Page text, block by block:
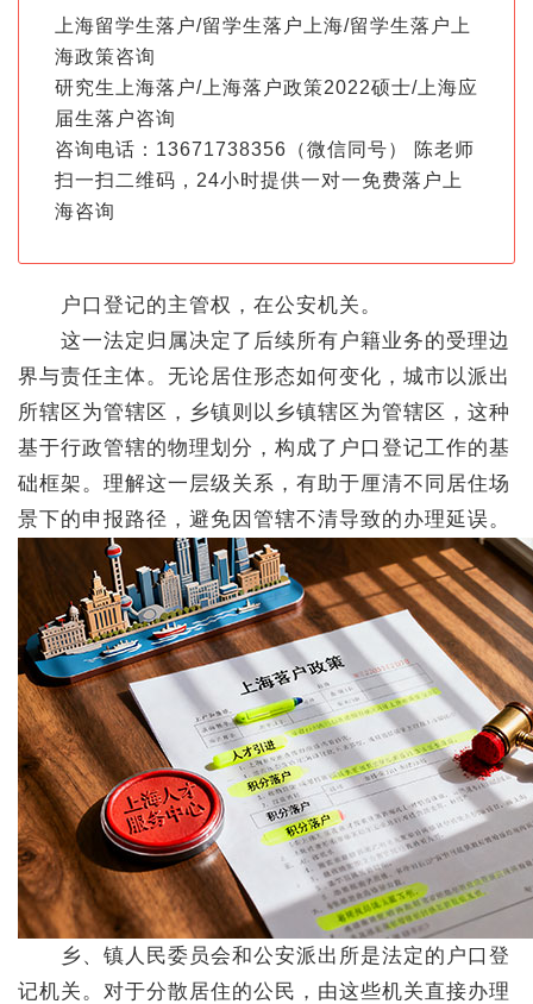
上海留学生落户/留学生落户上海/留学生落户上
海政策咨询
研究生上海落户/上海落户政策2022硕士/上海应
届生落户咨询
咨询电话：13671738356（微信同号） 陈老师
扫一扫二维码，24小时提供一对一免费落户上
海咨询
户口登记的主管权，在公安机关。
这一法定归属决定了后续所有户籍业务的受理边
界与责任主体。无论居住形态如何变化，城市以派出
所辖区为管辖区，乡镇则以乡镇辖区为管辖区，这种
基于行政管辖的物理划分，构成了户口登记工作的基
础框架。理解这一层级关系，有助于厘清不同居住场
景下的申报路径，避免因管辖不清导致的办理延误。
乡、镇人民委员会和公安派出所是法定的户口登
记机关。对于分散居住的公民，由这些机关直接办理